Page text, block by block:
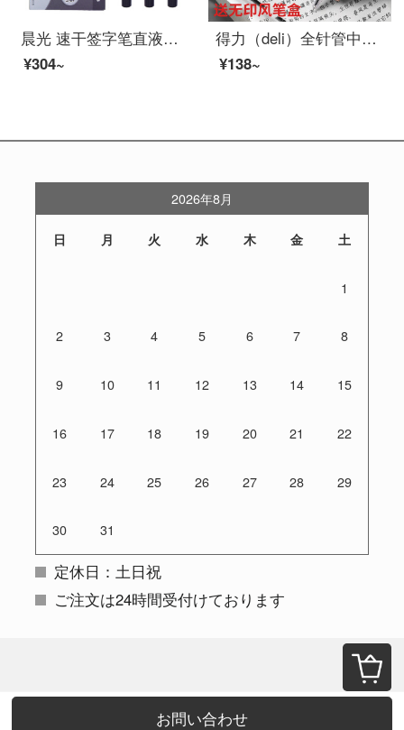
晨光 速干签字笔直液式走珠笔全针管水性笔笔芯学生考试笔 12支50901黑色0.5（适配替芯8001） /
¥304~
得力（deli）全针管中性笔0.38mm 可爱签字笔学生用碳素水笔办公用品 黑色ins风中性笔 12支/盒
¥138~
お問い合わせ
2026年8月
日 月 火 水 木 金 土
1
2 3 4 5 6 7 8
9 10 11 12 13 14 15
16 17 18 19 20 21 22
23 24 25 26 27 28 29
30 31
定休日：土日祝
ご注文は24時間受付けております